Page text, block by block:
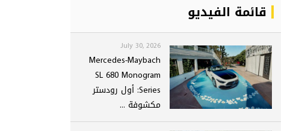
قائمة الفيديو
July 30, 2026
Mercedes-Maybach
SL 680 Monogram
Series: أول رودستر
مكشوفة ...